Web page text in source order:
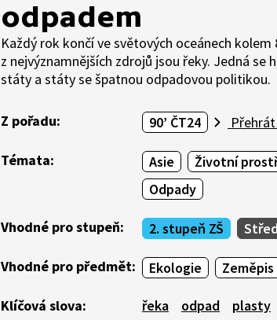
odpadem
Každý rok končí ve světových oceánech
z nejvýznamnějších zdrojů jsou řeky. Jedná
státy a státy se špatnou odpadovou politikou.
Z pořadu: 90’ ČT24
Témata: Asie Životní
Odpady
Vhodné pro stupeň: 2. stupeň ZŠ
Vhodné pro předmět: Ekologie Zeměpis
Klíčová slova: řeka odpad plasty